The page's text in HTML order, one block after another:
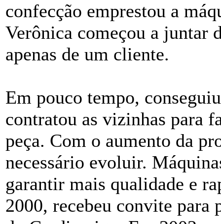
confecção emprestou a
Verônica começou a juntar
apenas de um cliente.
Em pouco tempo,
contratou as vizinhas para
peça. Com o aumento da
necessário evoluir.
garantir mais qualidade e
2000, recebeu convite